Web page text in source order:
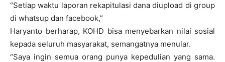
“Setiap waktu laporan rekapitulasi dana diupload di group
di whatsup dan facebook,”
Haryanto berharap, KOHD bisa menyebarkan nilai sosial
kepada seluruh masyarakat, semangatnya menular.
“Saya ingin semua orang punya kepedulian yang sama.